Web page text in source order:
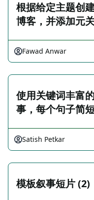
根据给定主题创
博客，并添加元
Fawad Anwar
使用关键词丰富
事，每个句子简
Satish Petkar
模板叙事短片 (2)